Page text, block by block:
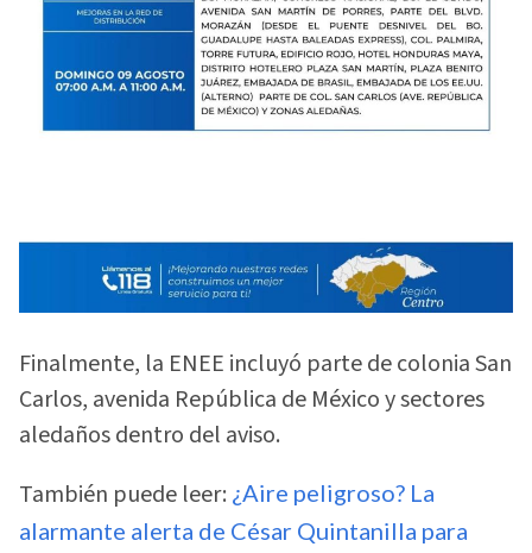
Finalmente, la ENEE incluyó parte de colonia San
Carlos, avenida República de México y sectores
aledaños dentro del aviso.
También puede leer: ¿Aire peligroso? La
alarmante alerta de César Quintanilla para